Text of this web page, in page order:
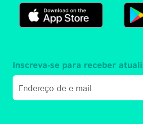
Inscreva-se para receber